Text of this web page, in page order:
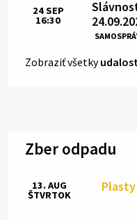
Čas:
24SEP
16:30
Zobraziť všetky
Zber odpadu
13. AUG
ŠTVRTOK